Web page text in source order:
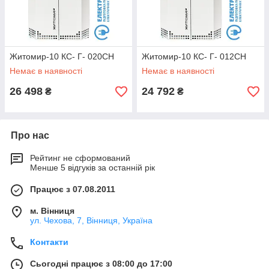
.
Процес передачі тепла від згоряння газу до системи
як він справляється з цим завданням, безпосередньо
впливає на споживання газу і економність котла.
У котлах застарілої конструкції, розроблених тоді, коли про
економію ще ніхто не думав, теплообмінники побудовані
таким чином, що половина тепла просто вилітає в димохід
майже не затримуючись в котлі.
На відміну від котел застарілої конструкції, теплообмінник
котла Атем побудований таким чином, щоб забезпечити
макимальну Ефективність роботи в поєднанні з зменшеним
Житомир-10 КС- Г- 020СН
Немає в наявності
26 498 ₴
Житомир-10 КС- Г- 012СН
Немає в наявності
24 792 ₴
Про нас
Рейтинг не сформований
Менше 5 відгуків за останній рік
Працює з 07.08.2011
м. Вінниця
ул. Чехова, 7, Вінниця, Україна
Контакти
Сьогодні працює з 08:00 до 17:00